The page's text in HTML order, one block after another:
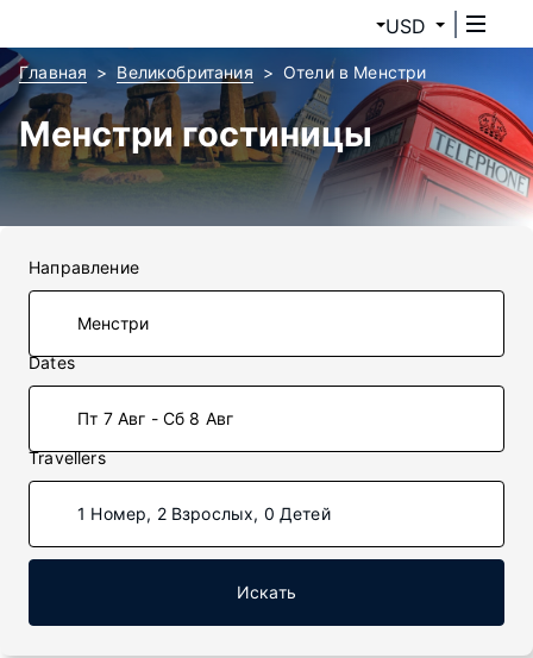
USD
Главная Великобритания Отели в Менстри
Менстри гостиницы
Направление
Dates
Пт 7 Авг - Сб 8 Авг
Travellers
1 Номер, 2 Взрослых, 0 Детей
Искать